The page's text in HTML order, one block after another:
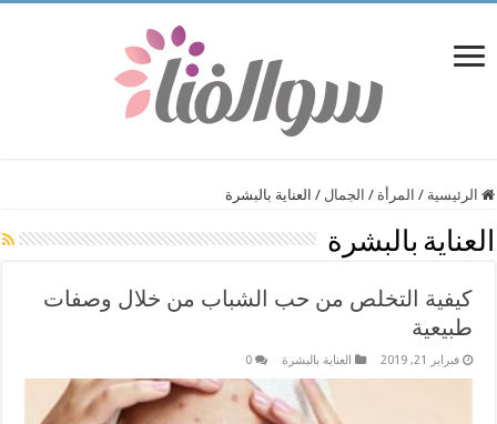
الرئيسية / المرأة / الجمال / العناية بالبشرة
العناية بالبشرة
كيفية التخلص من حب الشباب من خلال وصفات
طبيعية
فبراير 21, 2019 العناية بالبشرة 0